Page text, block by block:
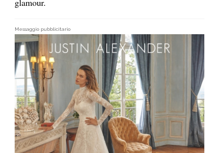
glamour.
Messaggio pubblicitario